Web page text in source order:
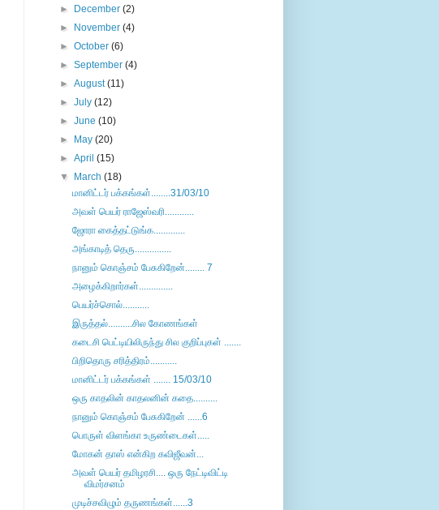
►
December(2)
►
November(4)
►October(6)
►September(4)
►August(11)
►July(12)
►June(10)
►
May(20)
►April(15)
▼
March(18)
மானிட்டர் பக்கங்கள்........31/03/10
அவள் பெயர் ராஜேஸ்வரி............
ஜோரா கைத்தட்டுங்க.............
அங்காடித் தெரு...............
நானும் கொஞ்சம் பேசுகிறேன்........ 7
அழைக்கிறார்கள்..............
பெயர்ச்சொல்...........
இருத்தல்..........சில கோணங்கள்
கடைசி பெட்டியிலிருந்து சில குறிப்புகள் .......
பிறிதொரு சரித்திரம்...........
மானிட்டர் பக்கங்கள் ....... 15/03/10
ஒரு காதலின் காதலனின் கதை..........
நானும் கொஞ்சம் பேசுகிறேன் ......6
பொருள் விளங்கா உருண்டைகள்.....
மோகன் தாஸ் என்கிற கவிஜீவன்...
அவள் பெயர் தமிழரசி.... ஒரு நேட்டிவிட்டி
விமர்சனம்
முடிச்சவிழும் தருணங்கள்......3